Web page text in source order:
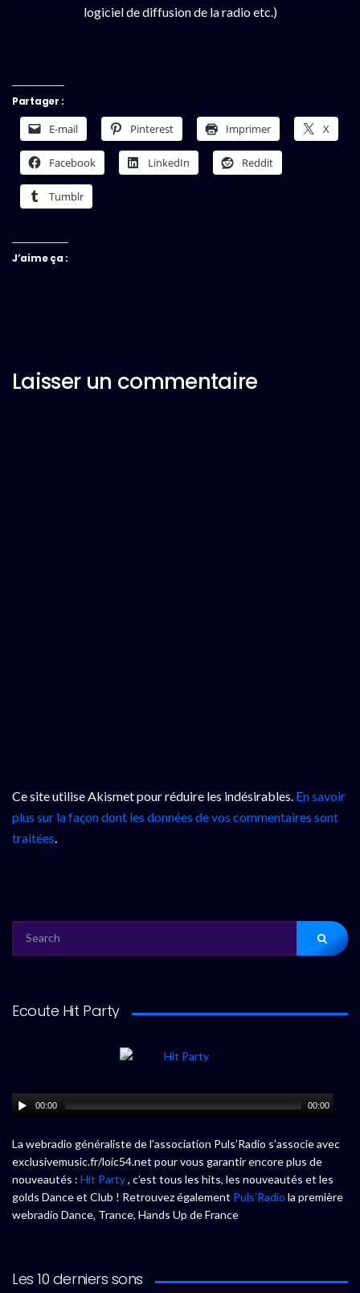
logiciel de diffusion de la radio etc.)
Partager :
E-mail Pinterest Imprimer X
Facebook LinkedIn Reddit
Tumblr
J’aime ça :
Laisser un commentaire
Ce site utilise Akismet pour réduire les indésirables. En savoir
plus sur la façon dont les données de vos commentaires sont
traitées.
FOR:
Ecoute Hit Party
00:00 00:00
La webradio généraliste de l’association Puls’Radio s’associe avec
exclusivemusic.fr/loic54.net pour vous garantir encore plus de
nouveautés : Hit Party, c’est tous les hits, les nouveautés et les
golds Dance et Club ! Retrouvez également Puls’Radio la première
webradio Dance, Trance, Hands Up de France
Les 10 derniers sons